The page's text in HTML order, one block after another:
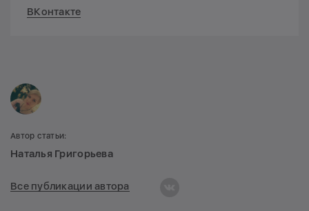
ВКонтакте
Автор статьи:
Наталья Григорьева
Все публикации автора